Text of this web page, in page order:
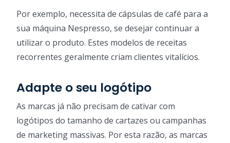
Por exemplo, necessita de cápsulas de café para a
sua máquina Nespresso, se desejar continuar a
utilizar o produto. Estes modelos de receitas
recorrentes geralmente criam clientes vitalícios.
Adapte o seu logótipo
As marcas já não precisam de cativar com
logótipos do tamanho de cartazes ou campanhas
de marketing massivas. Por esta razão, as marcas